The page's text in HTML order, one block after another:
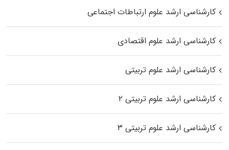
کارشناسی ارشد علوم ارتباطات اجتماعی
کارشناسی ارشد علوم اقتصادی
کارشناسی ارشد علوم تربیتی
کارشناسی ارشد علوم تربیتی ۲
کارشناسی ارشد علوم تربیتی ۳